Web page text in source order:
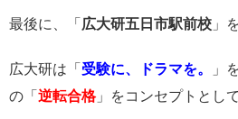
最後に、「広大研五日市駅前校 」
広大研は「受験に、ドラマを。
」
の「逆転合格」をコンセプトとし